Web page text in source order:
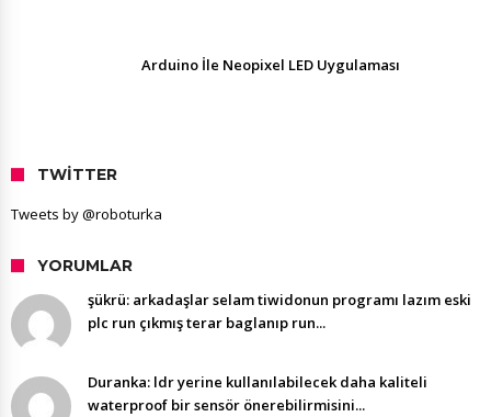
Arduino İle Neopixel LED Uygulaması
TWITTER
Tweets by @roboturka
YORUMLAR
şükrü: arkadaşlar selam tiwidonun programı lazım eski
plc run çıkmış terar baglanıp run...
Duranka: ldr yerine kullanılabilecek daha kaliteli
waterproof bir sensör önerebilirmisini...